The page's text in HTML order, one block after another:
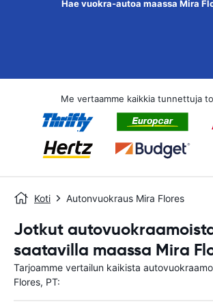
Hae vuokra-autoa maassa Mira
Me vertaamme kaikkia tunnettuja
Koti Autonvuokraus Mira Flores
Jotkut
saatavilla maassa Mira
Tarjoamme vertailun kaikista
Flores, PT: